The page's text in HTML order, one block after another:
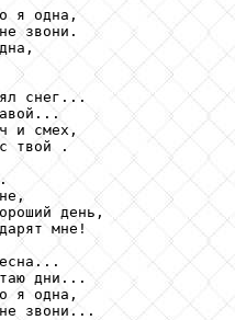
я одна,
звони.
снег...
и смех,
твой .
день,
мне!
дни...
я одна,
звони...